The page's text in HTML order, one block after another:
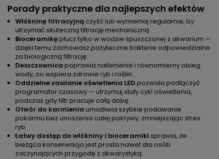
Porady praktyczne dla najlepszych efektów
Włókninę filtracyjną czyść lub wymieniaj regularnie, by
utrzymać skuteczną filtrację mechaniczną.
Bioceramikępłucz tylko w wodzie spuszczonej z akwarium —
dzięki temu zachowasz pożyteczne bakterie odpowiedzialne
za biologiczną filtrację.
Deszczownica poprawia natlenienie i równomierny obieg
wody, co wspiera zdrowie ryb i roślin.
Oddzielne zasilanie oświetlenia LED pozwala podłączyć
programator czasowy — utrzymuj stały cykl oświetlenia,
podczas gdy filtr pracuje całą dobę.
Otwór do karmienia umożliwia szybkie podawanie
pokarmu bez unoszenia całej pokrywy, zmniejszając stres
ryb.
Łatwy dostęp do włókniny i bioceramiki sprawia, że
bieżąca konserwacja jest prosta nawet dla osób
zaczynających przygodę z akwarystyką.